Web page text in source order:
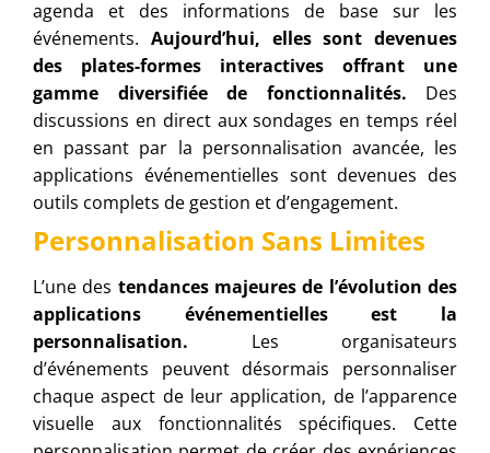
agenda et des informations de base sur les
événements. Aujourd’hui, elles sont devenues
des plates-formes interactives offrant une
gamme diversifiée de fonctionnalités. Des
discussions en direct aux sondages en temps réel
en passant par la personnalisation avancée, les
applications événementielles sont devenues des
outils complets de gestion et d’engagement.
Personnalisation Sans Limites
L’une des tendances majeures de l’évolution des
applications événementielles est la
personnalisation. Les organisateurs
d’événements peuvent désormais personnaliser
chaque aspect de leur application, de l’apparence
visuelle aux fonctionnalités spécifiques. Cette